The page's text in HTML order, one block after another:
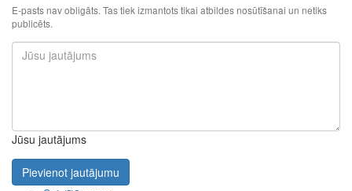
E-pasts nav obligāts. Tas tiek izmantots tikai atbildes nosūtīšanai un netiks
publicēts.
Jūsu jautājums
Pievienot jautājumu